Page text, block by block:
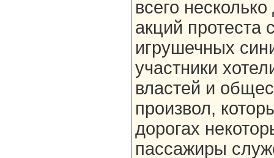
всего
акций протеста
игрушечных
участники
властей и
произвол,
дорогах
пассажиры